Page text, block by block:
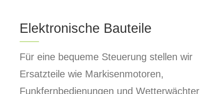
Elektronische Bauteile
Für eine bequeme Steuerung stellen wir
Ersatzteile wie Markisenmotoren,
Funkfernbedienungen und Wetterwächter